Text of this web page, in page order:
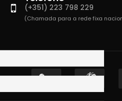
(+351) 223 798 229
(Chamada para a rede fixa